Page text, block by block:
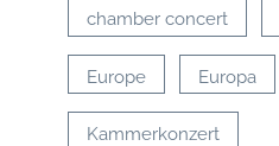
chamber concert
Europe Europa
Kammerkonzert